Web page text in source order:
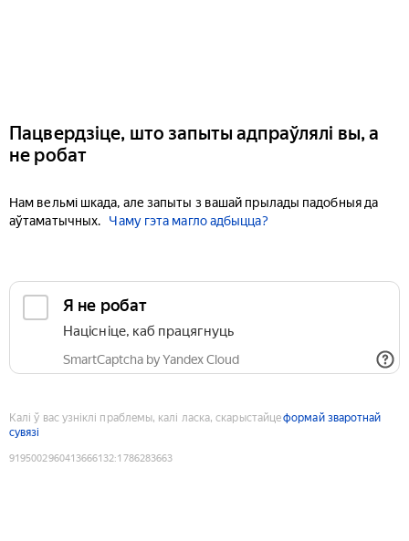
Пацвердзіце, што запыты адпраўлялі вы, а
не робат
Нам вельмі шкада, але запыты з вашай прылады падобныя да
аўтаматычных.
Чаму гэта магло адбыцца?
Я не робат
Націсніце, каб працягнуць
SmartCaptcha by Yandex Cloud
Калі ў вас узніклі праблемы, калі ласка, скарыстайцеформай зваротнай
сувязі
9195002960413666132:1786283663